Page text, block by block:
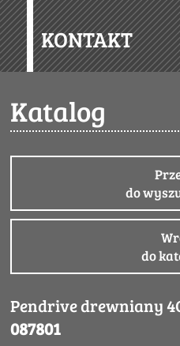
KONTAKT
Katalog
do
do
Pendrive drewniany
087801